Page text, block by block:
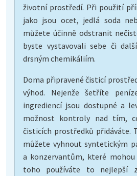
životní prostředí. Při použití
jako jsou ocet, jedlá soda
můžete účinně odstranit
byste vystavovali sebe či
drsným chemikáliím.
Doma připravené čisticí
výhod. Nejenže šetříte
ingrediencí jsou dostupné a
možnost kontroly nad tím,
čisticích prostředků přidáváte.
můžete vyhnout syntetickým
a konzervantům, které
toho používáte to nejlepší